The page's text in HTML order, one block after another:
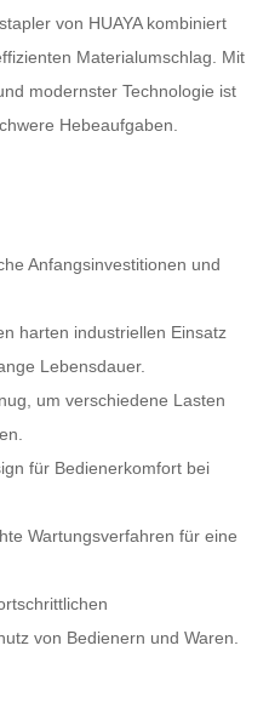
von HUAYA kombiniert
Materialumschlag. Mit
modernster Technologie ist
Hebeaufgaben.
Anfangsinvestitionen und
harten industriellen Einsatz
Lebensdauer.
um verschiedene Lasten
für Bedienerkomfort bei
Wartungsverfahren für eine
von Bedienern und Waren.